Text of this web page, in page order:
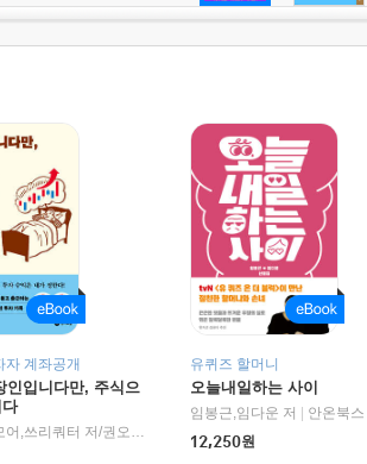
자 계좌공개
인입니다만, 주식으
서정,제시모어,쓰리쿼터 저/권오태,시그널리포트 편
유퀴즈 할머니
오늘내일하는 사이
임봉근,임다운 저
안온북스
12,250원